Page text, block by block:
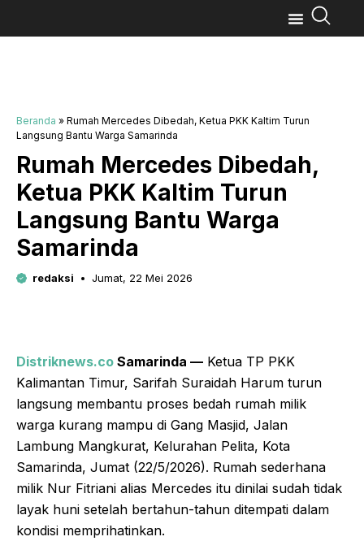
Beranda » Rumah Mercedes Dibedah, Ketua PKK Kaltim Turun
Langsung Bantu Warga Samarinda
Rumah Mercedes Dibedah,
Ketua PKK Kaltim Turun
Langsung Bantu Warga
Samarinda
redaksi Jumat, 22 Mei 2026
Distriknews.co Samarinda — Ketua TP PKK
Kalimantan Timur, Sarifah Suraidah Harum turun
langsung membantu proses bedah rumah milik
warga kurang mampu di Gang Masjid, Jalan
Lambung Mangkurat, Kelurahan Pelita, Kota
Samarinda, Jumat (22/5/2026). Rumah sederhana
milik Nur Fitriani alias Mercedes itu dinilai sudah tidak
layak huni setelah bertahun-tahun ditempati dalam
kondisi memprihatinkan.